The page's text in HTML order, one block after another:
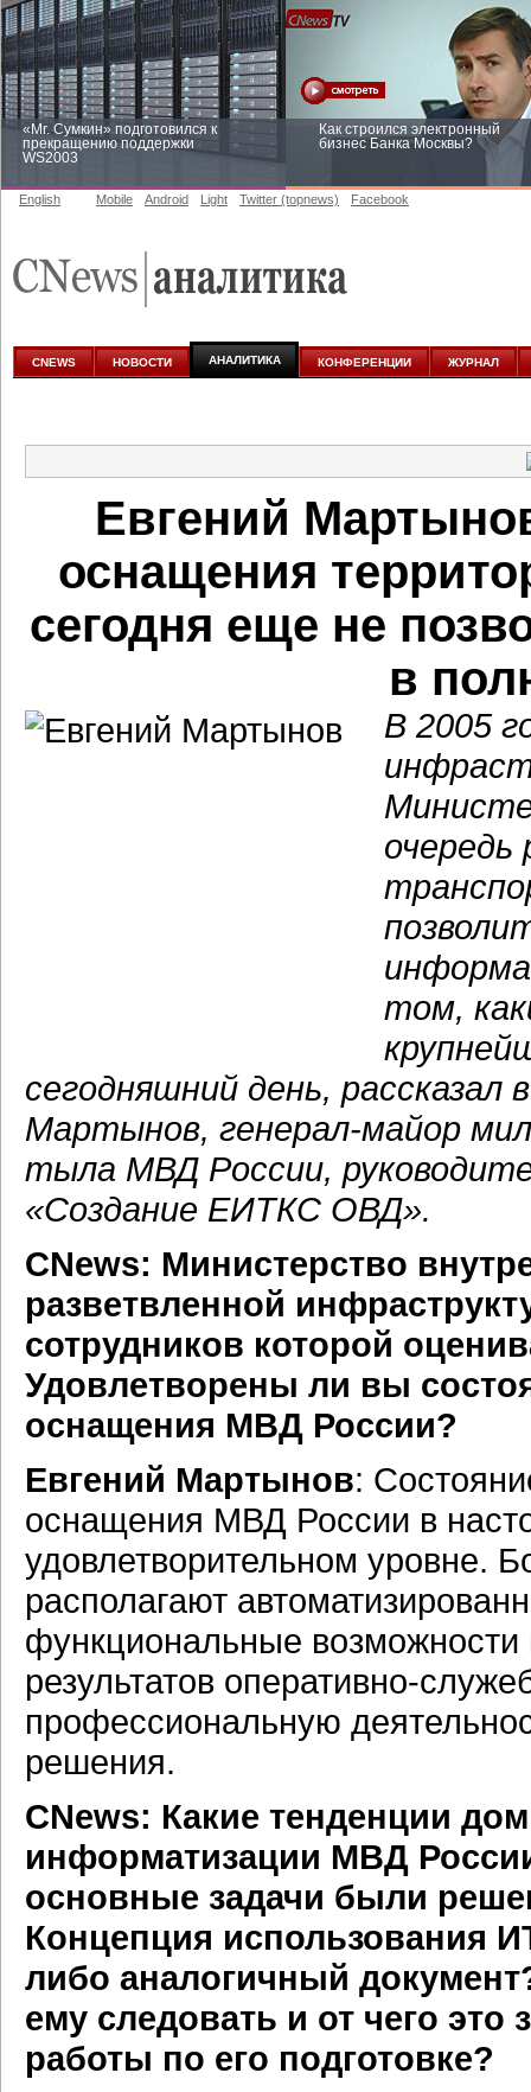
«Mr. Сумкин» подготовился к
прекращению поддержки
WS2003
Как строился электронный
бизнес Банка Москвы?
аналитике
English Mobile Android Light Twitter (topnews) Facebook
CNEWS НОВОСТИ АНАЛИТИКА КОНФЕРЕНЦИИ ЖУРНАЛ
Евгений
оснащения
сегодня еще не
в
В 2005
очередь
том,
сегодняшний день,
Мартынов, генерал-майор
тыла МВД России,
«Создание ЕИТКС ОВД».
CNews: Министерство
разветвленной
сотрудников которой
Удовлетворены ли вы
оснащения МВД России?
Евгений Мартынов:
оснащения МВД России в
удовлетворительном уровне.
располагают
функциональные возможности
результатов оперативно-
профессиональную
решения.
CNews: Какие тенденции
информатизации МВД
основные задачи были
Концепция использования
либо аналогичный
ему следовать и от чего это
работы по его подготовке?